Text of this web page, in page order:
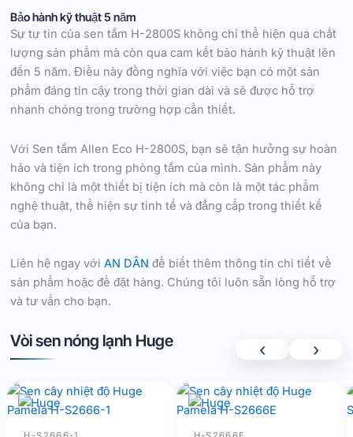
Bảo hành kỹ thuật 5 năm
Sự tự tin của sen tắm H-2800S không chỉ thể hiện qua chất
lượng sản phẩm mà còn qua cam kết bảo hành kỹ thuật lên
đến 5 năm. Điều này đồng nghĩa với việc bạn có một sản
phẩm đáng tin cậy trong thời gian dài và sẽ được hỗ trợ
nhanh chóng trong trường hợp cần thiết.
Với Sen tắm Allen Eco H-2800S, bạn sẽ tận hưởng sự hoàn
hảo và tiện ích trong phòng tắm của mình. Sản phẩm này
không chỉ là một thiết bị tiện ích mà còn là một tác phẩm
nghệ thuật, thể hiện sự tinh tế và đẳng cấp trong thiết kế
của bạn.
Liên hệ ngay vớiAN DÂN để biết thêm thông tin chi tiết về
sản phẩm hoặc để đặt hàng. Chúng tôi luôn sẵn lòng hỗ trợ
và tư vấn cho bạn.
Vòi sen nóng lạnh Huge ‹ ›